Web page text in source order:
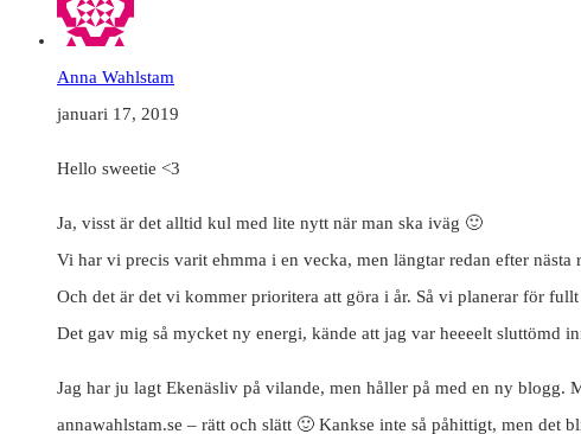
Anna Wahlstam
januari 17, 2019
Hello sweetie <3
Ja, visst är det alltid kul med lite nytt när man ska iväg 🙂
Vi har vi precis varit ehmma i en vecka, men längtar redan efter nästa
Och det är det vi kommer prioritera att göra i år. Så vi planerar för
Det gav mig så mycket ny energi, kände att jag var heeeelt sluttömd
Jag har ju lagt Ekenäsliv på vilande, men håller på med en ny blogg.
annawahlstam.se – rätt och slätt 🙂 Kankse inte så påhittigt, men det